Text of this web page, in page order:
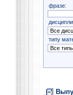
фразе:
типу